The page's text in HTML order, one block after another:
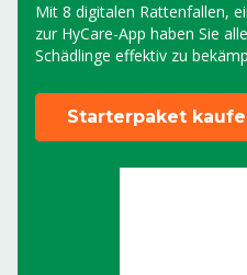
Mit 8 digitalen Rattenfallen,
zur HyCare-App haben Sie
Schädlinge effektiv zu
Starterpaket